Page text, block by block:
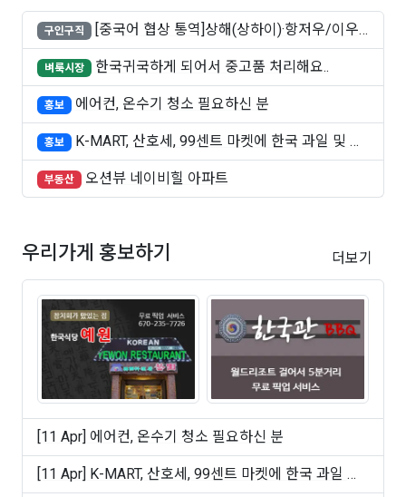
구인구직
[중국어 협상 통역]상해(상하이)·항저우/이우·
쑤..
벼룩시장 한국귀국하게 되어서 중고품 처리해요..
홍보 에어컨, 온수기 청소 필요하신 분
홍보
K-MART, 산호세, 99센트 마켓에 한국 과일 및 빵
..
부동산 오션뷰 네이비힐 아파트
우리가게 홍보하기 더보기
[11 Apr] 에어컨, 온수기 청소 필요하신 분
[11 Apr] K-MART, 산호세, 99센트 마켓에 한국 과일 및